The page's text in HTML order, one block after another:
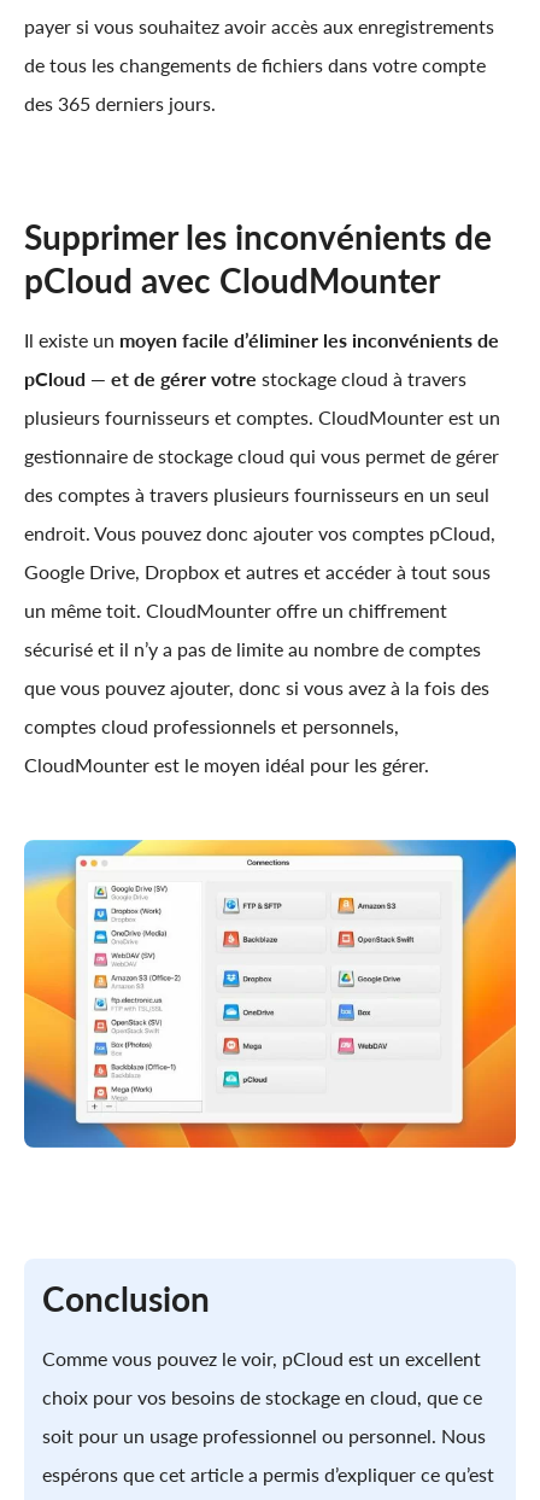
payer si vous souhaitez avoir accès aux enregistrements
de tous les changements de fichiers dans votre compte
des 365 derniers jours.
Supprimer les inconvénients de
pCloud avec CloudMounter
Il existe un moyen facile d’éliminer les inconvénients de
pCloud — et de gérer votre stockage cloud à travers
plusieurs fournisseurs et comptes. CloudMounter est un
gestionnaire de stockage cloud qui vous permet de gérer
des comptes à travers plusieurs fournisseurs en un seul
endroit. Vous pouvez donc ajouter vos comptes pCloud,
Google Drive, Dropbox et autres et accéder à tout sous
un même toit. CloudMounter offre un chiffrement
sécurisé et il n’y a pas de limite au nombre de comptes
que vous pouvez ajouter, donc si vous avez à la fois des
comptes cloud professionnels et personnels,
CloudMounter est le moyen idéal pour les gérer.
Conclusion
Comme vous pouvez le voir, pCloud est un excellent
choix pour vos besoins de stockage en cloud, que ce
soit pour un usage professionnel ou personnel. Nous
espérons que cet article a permis d’expliquer ce qu’est